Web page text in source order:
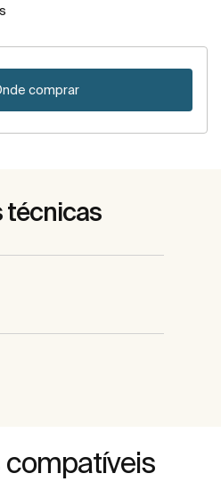
comprar
técnicas
compatíveis